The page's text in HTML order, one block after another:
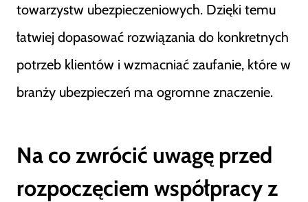
towarzystw ubezpieczeniowych. Dzięki temu
łatwiej dopasować rozwiązania do konkretnych
potrzeb klientów i wzmacniać zaufanie, które w
branży ubezpieczeń ma ogromne znaczenie.
Na co zwrócić uwagę przed
rozpoczęciem współpracy z